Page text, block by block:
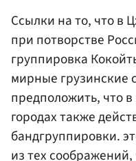
Ссылки на то, что в
при потворстве
группировка
мирные грузинские
предположить, что в
городах также
бандгруппировки.
из тех